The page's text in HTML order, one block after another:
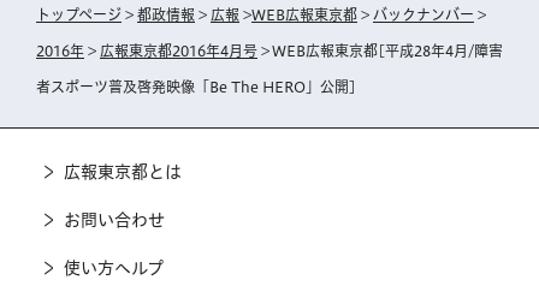
トップページ > 都政情報 > 広報 >WEB広報東京都 > バックナンバー >
2016年 > 広報東京都2016年4月号 > WEB広報東京都[平成28年4月/障害
者スポーツ普及啓発映像「Be The HERO」公開]
広報東京都とは
お問い合わせ
使い方ヘルプ